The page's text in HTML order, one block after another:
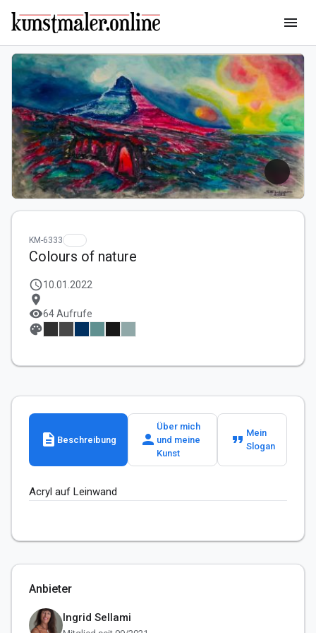
menu
KM-6333
Colours of nature
schedule10.01.2022
location_on
visibility64 Aufrufe
palette
description Beschreibung person
Über mich
und meine
Kunst
format_quote Mein
Slogan
Acryl auf Leinwand
Anbieter
Ingrid Sellami